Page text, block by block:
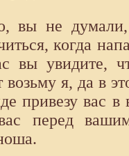
вы не
когда
вы увидите,
возьму я, да в
привезу вас
перед